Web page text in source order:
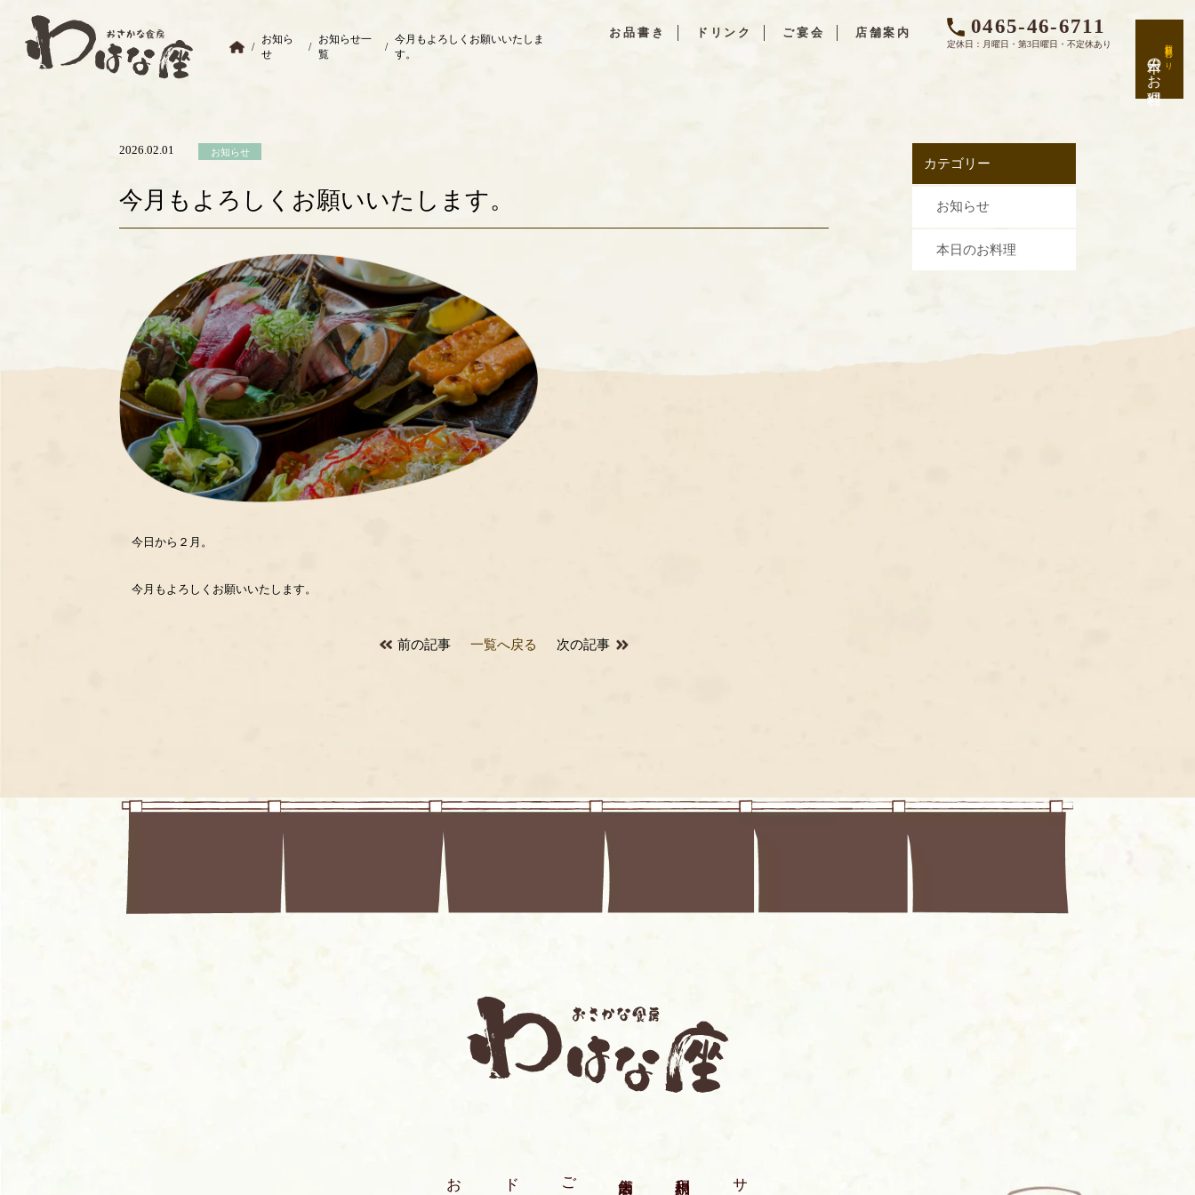
/
お知ら
せ
/
お知らせ一
覧
/
今月もよろしくお願いいたしま
す。
お品書き ドリンク ご宴会 店舗案内 0465-46-6711
定休日：月曜日・第3日曜日・不定休あり 新鮮日替わり
本日のお料理
2026.02.01 お知らせ
今月もよろしくお願いいたします。
今日から２月。
今月もよろしくお願いいたします。
前の記事 一覧へ戻る 次の記事
カテゴリー
お知らせ
本日のお料理
お品書き ご宴会